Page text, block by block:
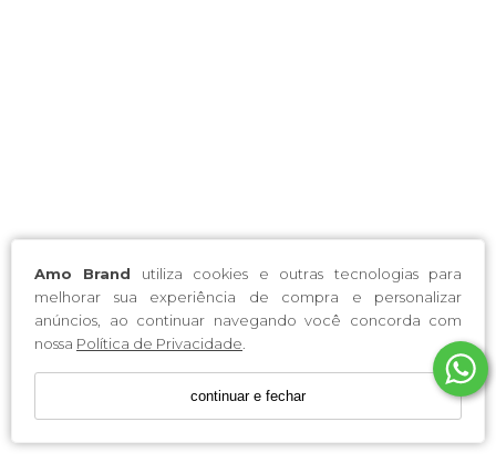
Amo Brand utiliza cookies e outras tecnologias para
melhorar sua experiência de compra e personalizar
anúncios, ao continuar navegando você concorda com
nossa Política de Privacidade
continuar e fechar